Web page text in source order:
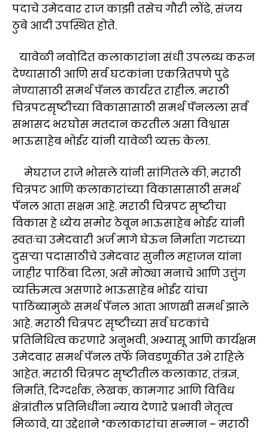
पदाचे उमेदवार राज काझी तसेच गौरी लोंढे, संजय
ठुबे आदी उपस्थित होते.
यावेळी नवोदित कलाकारांना संधी उपलब्ध करून
देण्यासाठी आणि सर्व घटकांना एकत्रितपणे पुढे
नेण्यासाठी समर्थ पॅनल कार्यरत राहील. मराठी
चित्रपटसृष्टीच्या विकासासाठी समर्थ पॅनलला सर्व
सभासद भरघोस मतदान करतील असा विश्वास
भाऊसाहेब भोईर यांनी यावेळी व्यक्त केला.
मेघराज राजे भोसले यांनी सांगितले की, मराठी
चित्रपट आणि कलाकारांच्या विकासासाठी समर्थ
पॅनल आता सक्षम आहे. मराठी चित्रपट सृष्टीचा
विकास हे ध्येय समोर ठेवून भाऊसाहेब भोईर यांनी
स्वतःचा उमेदवारी अर्ज मागे घेऊन निर्माता गटाच्या
दुसऱ्या पदासाठीचे उमेदवार सुनील महाजन यांना
जाहीर पाठिंबा दिला, असे मोठ्या मनाचे आणि उत्तुंग
व्यक्तिमत्व असणारे भाऊसाहेब भोईर यांचा
पाठिंब्यामुळे समर्थ पॅनल आता आणखी समर्थ झाले
आहे. मराठी चित्रपट सृष्टीच्या सर्व घटकांचे
प्रतिनिधित्व करणारे अनुभवी, अभ्यासू आणि कार्यक्षम
उमेदवार समर्थ पॅनल तर्फे निवडणूकीत उभे राहिले
आहेत. मराठी चित्रपट सृष्टीतील कलाकार, तंत्रज्ञ,
निर्माते, दिग्दर्शक, लेखक, कामगार आणि विविध
क्षेत्रांतील प्रतिनिधींना न्याय देणारे प्रभावी नेतृत्व
मिळावे, या उद्देशाने “कलाकारांचा सन्मान – मराठी